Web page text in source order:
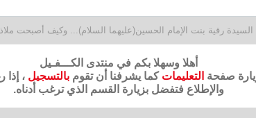
السيدة رقية بنت الإمام الحسين(عليهما السلام)... وكيف أصبحت ملاذاً
أهلا وسهلا بكم في منتدى الكـــفـيل
صفحة التعليمات كما يشرفنا أن تقوم بالتسجيل ، إذا
والإطلاع فتفضل بزيارة القسم الذي ترغب أدناه.